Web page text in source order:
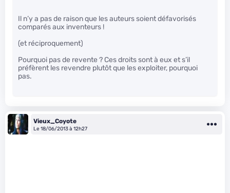
Il n’y a pas de raison que les auteurs soient défavorisés
comparés aux inventeurs !
(et réciproquement)
Pourquoi pas de revente ? Ces droits sont à eux et s’il
préfèrent les revendre plutôt que les exploiter, pourquoi
pas.
Vieux_Coyote
Le 18/06/2013 à 12h27